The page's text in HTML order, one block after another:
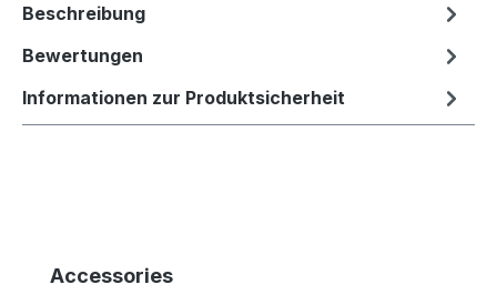
Beschreibung
Bewertungen
Informationen zur Produktsicherheit
Produktgalerie überspringen
Accessories